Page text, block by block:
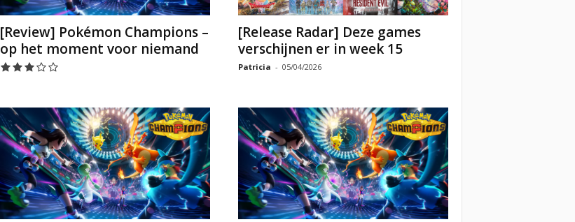
[Review] Pokémon Champions –
op het moment voor niemand
[Release Radar] Deze games
verschijnen er in week 15
Patricia - 05/04/2026